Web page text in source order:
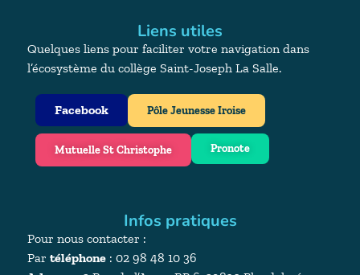
Liens utiles
Quelques liens pour faciliter votre navigation dans
l’écosystème du collège Saint-Joseph La Salle.
Facebook Pôle Jeunesse Iroise
Mutuelle St Christophe Pronote
Infos pratiques
Pour nous contacter :
Par téléphone : 02 98 48 10 36